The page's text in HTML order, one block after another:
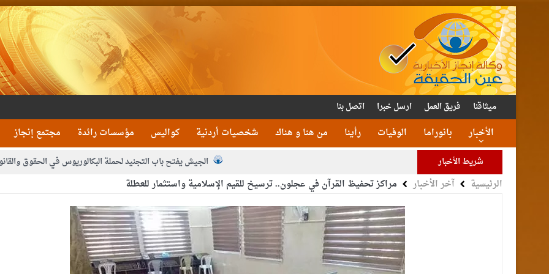
ميثاقنا فريق العمل ارسل خبرا اتصل بنا
الأخبار بانوراما الوفيات رأينا من هنا و هناك شخصيات أردنية كواليس مؤسسات رائدة مجتمع إنجاز
شريط الأخبار
الجيش يفتح باب التجنيد لحملة البكالوريوس في الحقوق
الأمن يتلف 16 مليون حبة كبتاجون و1480 كغم مواد مخدرة
القاضي يلتقي رؤساء تحرير الصحف اليومية ويؤكد حرص مجلس النواب على شراكة فاعلة
الملك يلتقي مجموعة من رفاق السلاح
الملك يتلقى اتصالا هاتفيا من العاهل البحريني
الرئيسية آخر الأخبار مراكز تحفيظ القرآن في عجلون.. ترسيخ للقيم الإسلامية واستثمار للعطلة